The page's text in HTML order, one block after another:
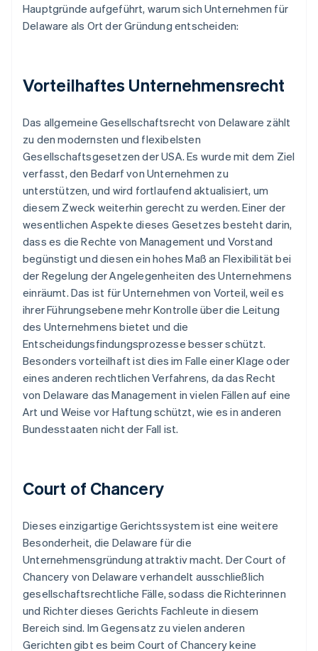
Hauptgründe aufgeführt, warum sich Unternehmen für
Delaware als Ort der Gründung entscheiden:
Vorteilhaftes Unternehmensrecht
Das allgemeine Gesellschaftsrecht von Delaware zählt
zu den modernsten und flexibelsten
Gesellschaftsgesetzen der USA. Es wurde mit dem Ziel
verfasst, den Bedarf von Unternehmen zu
unterstützen, und wird fortlaufend aktualisiert, um
diesem Zweck weiterhin gerecht zu werden. Einer der
wesentlichen Aspekte dieses Gesetzes besteht darin,
dass es die Rechte von Management und Vorstand
begünstigt und diesen ein hohes Maß an Flexibilität bei
der Regelung der Angelegenheiten des Unternehmens
einräumt. Das ist für Unternehmen von Vorteil, weil es
ihrer Führungsebene mehr Kontrolle über die Leitung
des Unternehmens bietet und die
Entscheidungsfindungsprozesse besser schützt.
Besonders vorteilhaft ist dies im Falle einer Klage oder
eines anderen rechtlichen Verfahrens, da das Recht
von Delaware das Management in vielen Fällen auf eine
Art und Weise vor Haftung schützt, wie es in anderen
Bundesstaaten nicht der Fall ist.
Court of Chancery
Dieses einzigartige Gerichtssystem ist eine weitere
Besonderheit, die Delaware für die
Unternehmensgründung attraktiv macht. Der Court of
Chancery von Delaware verhandelt ausschließlich
gesellschaftsrechtliche Fälle, sodass die Richterinnen
und Richter dieses Gerichts Fachleute in diesem
Bereich sind. Im Gegensatz zu vielen anderen
Gerichten gibt es beim Court of Chancery keine